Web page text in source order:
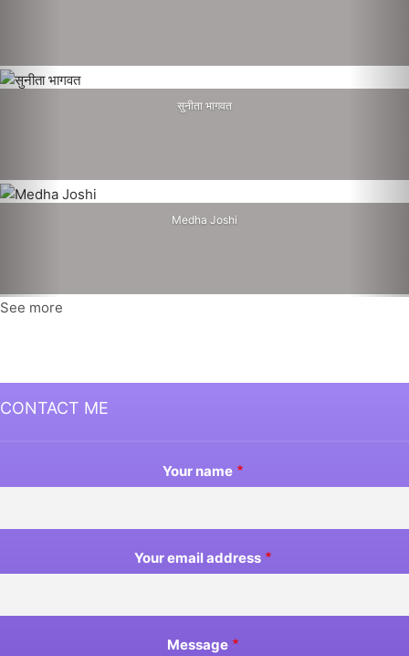
सुनीता भागवत
Medha Joshi
See more
CONTACT ME
Your name
Your email address
Message